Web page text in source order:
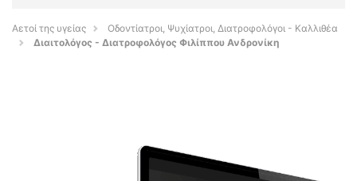
Αετοί της υγείας
Οδοντίατροι, Ψυχίατροι, Διατροφολόγοι - Καλλιθέα
Διαιτολόγος - Διατροφολόγος Φιλίππου Ανδρονίκη